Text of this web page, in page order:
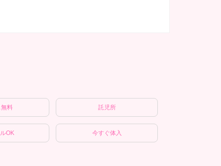
無料 託児所
OK 今すぐ体入